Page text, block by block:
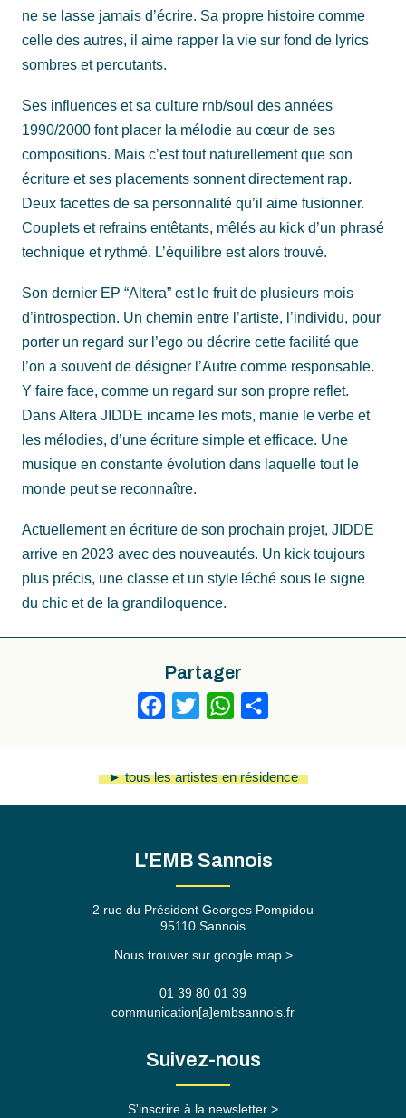
ne se lasse jamais d’écrire. Sa propre histoire comme
celle des autres, il aime rapper la vie sur fond de lyrics
sombres et percutants.
Ses influences et sa culture rnb/soul des années
1990/2000 font placer la mélodie au cœur de ses
compositions. Mais c’est tout naturellement que son
écriture et ses placements sonnent directement rap.
Deux facettes de sa personnalité qu’il aime fusionner.
Couplets et refrains entêtants, mêlés au kick d’un phrasé
technique et rythmé. L’équilibre est alors trouvé.
Son dernier EP “Altera” est le fruit de plusieurs mois
d’introspection. Un chemin entre l’artiste, l’individu, pour
porter un regard sur l’ego ou décrire cette facilité que
l’on a souvent de désigner l’Autre comme responsable.
Y faire face, comme un regard sur son propre reflet.
Dans Altera JIDDE incarne les mots, manie le verbe et
les mélodies, d’une écriture simple et efficace. Une
musique en constante évolution dans laquelle tout le
monde peut se reconnaître.
Actuellement en écriture de son prochain projet, JIDDE
arrive en 2023 avec des nouveautés. Un kick toujours
plus précis, une classe et un style léché sous le signe
du chic et de la grandiloquence.
Partager
Facebook
Twitter WhatsApp
► tous les artistes en résidence
L'EMB Sannois
2 rue du Président Georges Pompidou
95110 Sannois
Nous trouver sur google map >
01 39 80 01 39
communication[a]embsannois.fr
Suivez-nous
S'inscrire à la newsletter >